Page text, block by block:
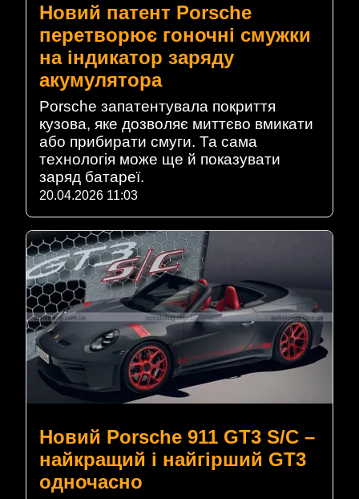
Новий патент Porsche
перетворює гоночні смужки
на індикатор заряду
акумулятора
Porsche запатентувала покриття
кузова, яке дозволяє миттєво вмикати
або прибирати смуги. Та сама
технологія може ще й показувати
заряд батареї.
20.04.2026 11:03
Новий Porsche 911 GT3 S/C –
найкращий і найгірший GT3
одночасно